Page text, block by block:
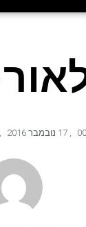
, 17 נובמבר 2016 ,